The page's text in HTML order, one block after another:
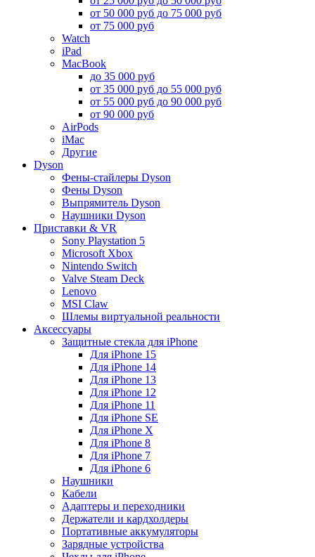
от 50 000 руб до 75 000 руб
от 75 000 руб
Watch
iPad
MacBook
до 35 000 руб
от 35 000 руб до 55 000 руб
от 55 000 руб до 90 000 руб
от 90 000 руб
AirPods
iMac
Другие
Dyson
Фены-стайлеры Dyson
Фены Dyson
Выпрямитель Dyson
Наушники Dyson
Приставки & VR
Sony Playstation 5
Microsoft Xbox
Nintendo Switch
Valve Steam Deck
Lenovo
MSI Claw
Шлемы виртуальной реальности
Аксессуары
Защитные стекла для iPhone
Для iPhone 15
Для iPhone 14
Для iPhone 13
Для iPhone 12
Для iPhone 11
Для iPhone SE
Для iPhone X
Для iPhone 8
Для iPhone 7
Для iPhone 6
Наушники
Кабели
Адаптеры и переходники
Держатели и кардхолдеры
Портативные аккумуляторы
Зарядные устройства